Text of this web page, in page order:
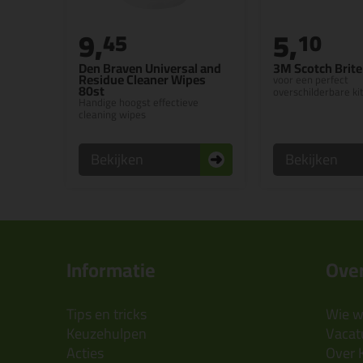
Den Braven Universal and
Residue Cleaner Wipes
80st
Handige hoogst effectieve
9,45
3M Scotch
voor een perfect
5,10
Informatie
Tips en tricks
Keuzehulpen
Acties
Wie
Over